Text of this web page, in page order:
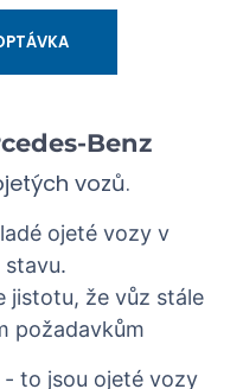
Benz
vozů.
ojeté vozy v
jistotu, že vůz stále
požadavkům
- to jsou ojeté vozy